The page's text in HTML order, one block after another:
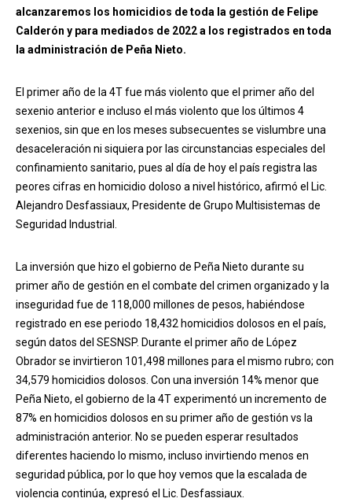
alcanzaremos los homicidios de toda la gestión de Felipe
Calderón y para mediados de 2022 a los registrados en toda
la administración de Peña Nieto.
El primer año de la 4T fue más violento que el primer año del
sexenio anterior e incluso el más violento que los últimos 4
sexenios, sin que en los meses subsecuentes se vislumbre una
desaceleración ni siquiera por las circunstancias especiales del
confinamiento sanitario, pues al día de hoy el país registra las
peores cifras en homicidio doloso a nivel histórico, afirmó el Lic.
Alejandro Desfassiaux, Presidente de Grupo Multisistemas de
Seguridad Industrial.
La inversión que hizo el gobierno de Peña Nieto durante su
primer año de gestión en el combate del crimen organizado y la
inseguridad fue de 118,000 millones de pesos, habiéndose
registrado en ese periodo 18,432 homicidios dolosos en el país,
según datos del SESNSP. Durante el primer año de López
Obrador se invirtieron 101,498 millones para el mismo rubro; con
34,579 homicidios dolosos. Con una inversión 14% menor que
Peña Nieto, el gobierno de la 4T experimentó un incremento de
87% en homicidios dolosos en su primer año de gestión vs la
administración anterior. No se pueden esperar resultados
diferentes haciendo lo mismo, incluso invirtiendo menos en
seguridad pública, por lo que hoy vemos que la escalada de
violencia continúa, expresó el Lic. Desfassiaux.